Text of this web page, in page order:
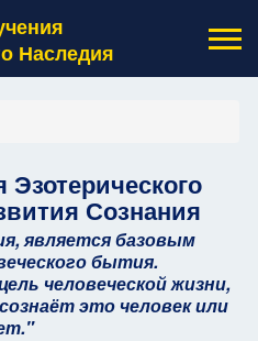
Наследия
Сознания
является базовым
бытия.
человеческой жизни,
это человек или